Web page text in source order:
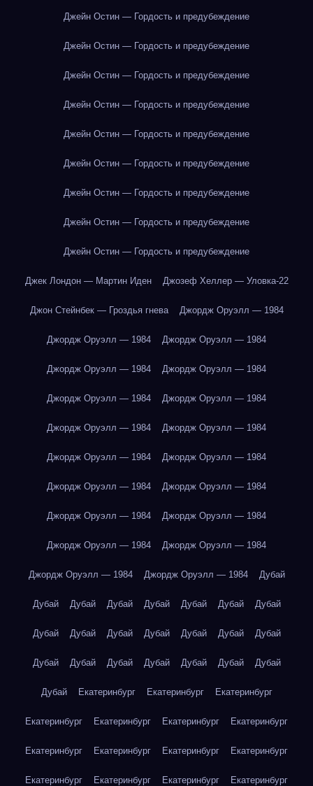
Джейн Остин — Гордость и предубеждение
Джейн Остин — Гордость и предубеждение
Джейн Остин — Гордость и предубеждение
Джейн Остин — Гордость и предубеждение
Джейн Остин — Гордость и предубеждение
Джейн Остин — Гордость и предубеждение
Джейн Остин — Гордость и предубеждение
Джейн Остин — Гордость и предубеждение
Джейн Остин — Гордость и предубеждение
Джек Лондон — Мартин Иден Джозеф Хеллер — Уловка-22
Джон Стейнбек — Гроздья гнева Джордж Оруэлл — 1984
Джордж Оруэлл — 1984 Джордж Оруэлл — 1984
Джордж Оруэлл — 1984 Джордж Оруэлл — 1984
Джордж Оруэлл — 1984 Джордж Оруэлл — 1984
Джордж Оруэлл — 1984 Джордж Оруэлл — 1984
Джордж Оруэлл — 1984 Джордж Оруэлл — 1984
Джордж Оруэлл — 1984 Джордж Оруэлл — 1984
Джордж Оруэлл — 1984 Джордж Оруэлл — 1984
Джордж Оруэлл — 1984 Джордж Оруэлл — 1984
Джордж Оруэлл — 1984 Джордж Оруэлл — 1984 Дубай
Дубай Дубай Дубай Дубай Дубай Дубай Дубай
Дубай Дубай Дубай Дубай Дубай Дубай Дубай
Дубай Дубай Дубай Дубай Дубай Дубай Дубай
Дубай Екатеринбург Екатеринбург Екатеринбург
Екатеринбург Екатеринбург Екатеринбург Екатеринбург
Екатеринбург Екатеринбург Екатеринбург Екатеринбург
Екатеринбург Екатеринбург Екатеринбург Екатеринбург